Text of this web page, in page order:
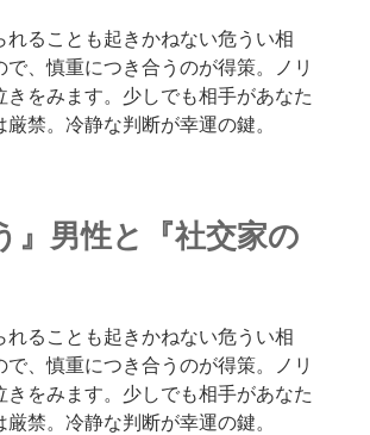
ることも起きかねない危うい相
、慎重につき合うのが得策。ノリ
をみます。少しでも相手があなた
禁。冷静な判断が幸運の鍵。
』男性と『社交家の
ることも起きかねない危うい相
、慎重につき合うのが得策。ノリ
をみます。少しでも相手があなた
禁。冷静な判断が幸運の鍵。